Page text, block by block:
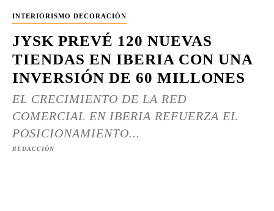
INTERIORISMO DECORACIÓN
JYSK PREVÉ 120 NUEVAS
TIENDAS EN IBERIA CON UNA
INVERSIÓN DE 60 MILLONES
EL CRECIMIENTO DE LA RED
COMERCIAL EN IBERIA REFUERZA EL
POSICIONAMIENTO...
REDACCIÓN